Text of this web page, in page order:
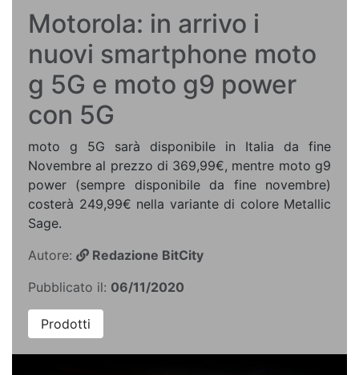
Motorola: in arrivo i
nuovi smartphone moto
g 5G e moto g9 power
con 5G
moto g 5G sarà disponibile in Italia da fine
Novembre al prezzo di 369,99€, mentre moto g9
power (sempre disponibile da fine novembre)
costerà 249,99€ nella variante di colore Metallic
Sage.
Autore:
Redazione BitCity
Pubblicato il: 06/11/2020
Prodotti